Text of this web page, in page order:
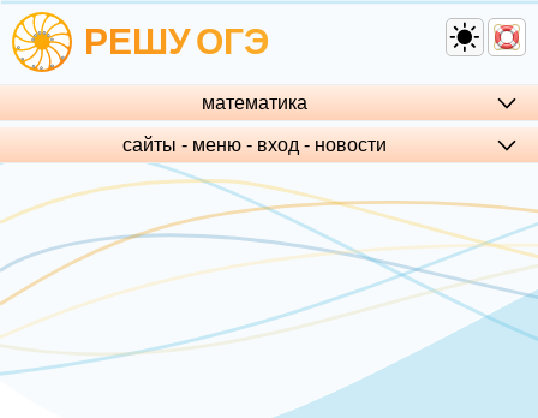
РЕШУОГЭ
математика
сайты - меню - вход - но­во­сти